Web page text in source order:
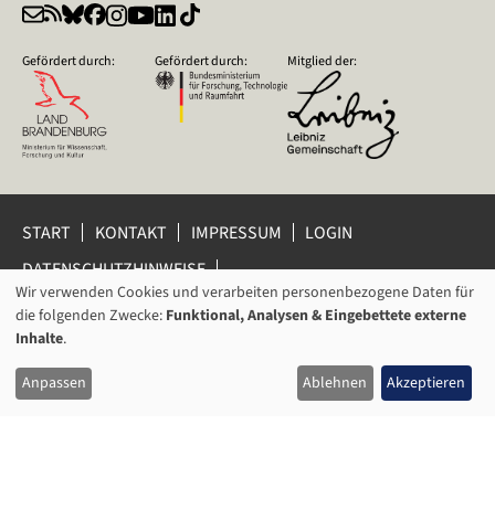
Gefördert durch: Gefördert durch: Mitglied der:
START KONTAKT IMPRESSUM
LOGIN
DATENSCHUTZHINWEISE
DATENSCHUTZ-EINSTELLUNGEN
HINWEISGEBERSCHUTZ
(ZZF) e.V.
VERWENDUNG
VON
PERSONENBEZOGENEN
DATEN
Wir verwenden Cookies und verarbeiten personenbezogene Daten für
die folgenden Zwecke: Funktional, Analysen & Eingebettete externe
Inhalte.
Anpassen Ablehnen Akzeptieren